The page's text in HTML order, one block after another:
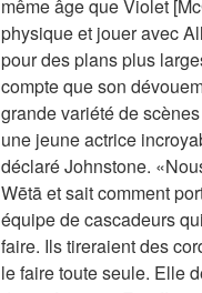
même âge que Violet
physique et jouer avec
pour des plans plus
compte que son
grande variété de
une jeune actrice
déclaré Johnstone.
Wētā et sait comment
équipe de cascadeurs
faire. Ils tireraient des
le faire toute seule. Elle